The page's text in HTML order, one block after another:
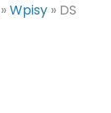
»Wpisy » DS